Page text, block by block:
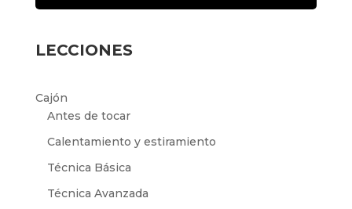
LECCIONES
Cajón
Antes de tocar
Calentamiento y estiramiento
Técnica Básica
Técnica Avanzada